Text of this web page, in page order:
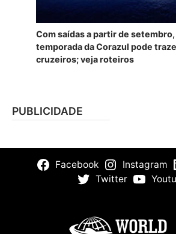
Com saídas a partir de
temporada da Corazul pode
cruzeiros; veja roteiros
PUBLICIDADE
Facebook Instagram
Twitter